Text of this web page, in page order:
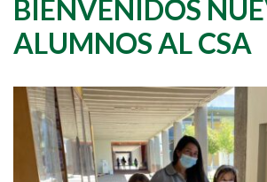
BIENVENIDOS
ALUMNOS AL CSA